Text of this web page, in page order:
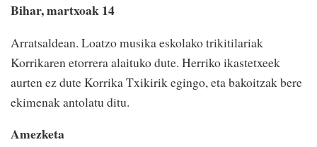
Bihar, martxoak 14
Arratsaldean. Loatzo musika eskolako trikitilariak
Korrikaren etorrera alaituko dute. Herriko ikastetxeek
aurten ez dute Korrika Txikirik egingo, eta bakoitzak bere
ekimenak antolatu ditu.
Amezketa